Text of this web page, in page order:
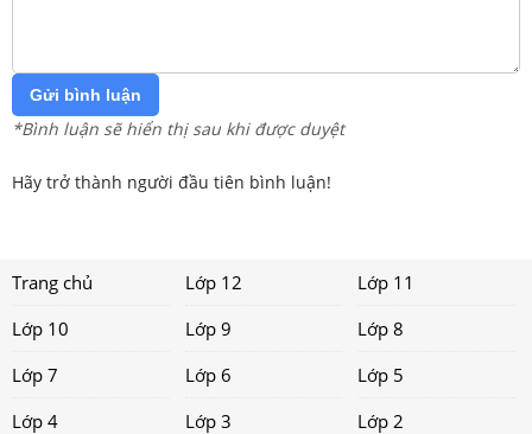
Gửi bình luận
*Bình luận sẽ hiển thị sau khi được duyệt
Hãy trở thành người đầu tiên bình luận!
Trang chủ Lớp 12
Lớp 11
Lớp 10
Lớp 9
Lớp 8
Lớp 7
Lớp 6
Lớp 5
Lớp 4
Lớp 3
Lớp 2